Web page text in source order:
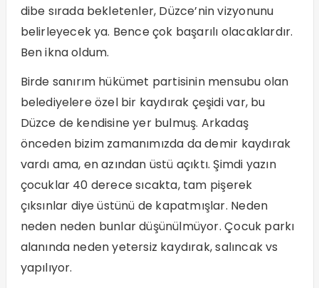
dibe sırada bekletenler, Düzce’nin vizyonunu
belirleyecek ya. Bence çok başarılı olacaklardır.
Ben ikna oldum.
Birde sanırım hükümet partisinin mensubu olan
belediyelere özel bir kaydırak çeşidi var, bu
Düzce de kendisine yer bulmuş. Arkadaş
önceden bizim zamanımızda da demir kaydırak
vardı ama, en azından üstü açıktı. Şimdi yazın
çocuklar 40 derece sıcakta, tam pişerek
çıksınlar diye üstünü de kapatmışlar. Neden
neden neden bunlar düşünülmüyor. Çocuk parkı
alanında neden yetersiz kaydırak, salıncak vs
yapılıyor.